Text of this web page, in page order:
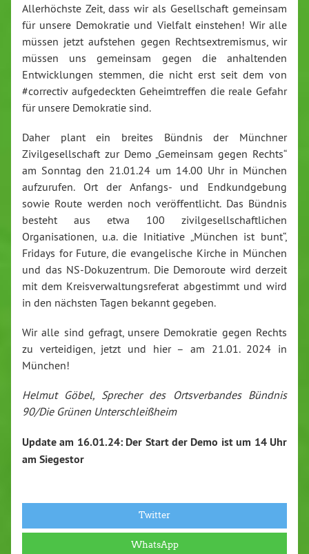
Allerhöchste Zeit, dass wir als Gesellschaft gemeinsam
für unsere Demokratie und Vielfalt einstehen! Wir alle
müssen jetzt aufstehen gegen Rechtsextremismus, wir
müssen uns gemeinsam gegen die anhaltenden
Entwicklungen stemmen, die nicht erst seit dem von
#correctiv aufgedeckten Geheimtreffen die reale Gefahr
für unsere Demokratie sind.
Daher plant ein breites Bündnis der Münchner
Zivilgesellschaft zur Demo „Gemeinsam gegen Rechts“
am Sonntag den 21.01.24 um 14.00 Uhr in München
aufzurufen. Ort der Anfangs- und Endkundgebung
sowie Route werden noch veröffentlicht. Das Bündnis
besteht aus etwa 100 zivilgesellschaftlichen
Organisationen, u.a. die Initiative „München ist bunt“,
Fridays for Future, die evangelische Kirche in München
und das NS-Dokuzentrum. Die Demoroute wird derzeit
mit dem Kreisverwaltungsreferat abgestimmt und wird
in den nächsten Tagen bekannt gegeben.
Wir alle sind gefragt, unsere Demokratie gegen Rechts
zu verteidigen, jetzt und hier – am 21.01. 2024 in
München!
Helmut Göbel, Sprecher des Ortsverbandes Bündnis
90/Die Grünen Unterschleißheim
Update am 16.01.24: Der Start der Demo ist um 14 Uhr
am Siegestor
Twitter
WhatsApp